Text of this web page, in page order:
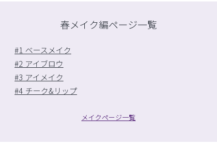
春メイク編ページ一覧
#1 ベースメイク
#2 アイブロウ
#3 アイメイク
#4 チーク&リップ
メイクページ一覧